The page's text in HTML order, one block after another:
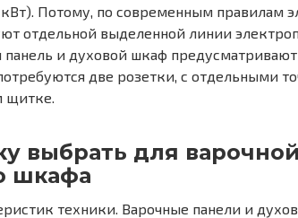
Потому, по современным правилам
отдельной выделенной линии
панель и духовой шкаф
две розетки, с отдельными
щитке.
выбрать для
шкафа
техники. Варочные панели и